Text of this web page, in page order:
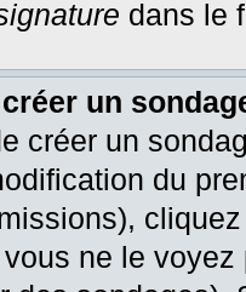
dans le
un
créer un
du
ne le